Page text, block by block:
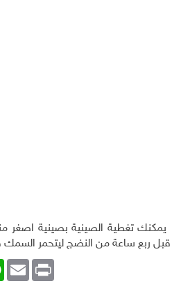
يمكنك تغطية الصينية بصينية اصغر
قبل ربع ساعة من النضج ليتحمر السمك
Email Print